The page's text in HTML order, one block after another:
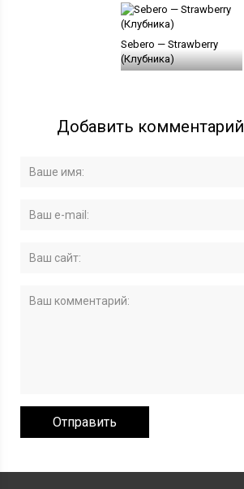
Sebero — Strawberry
(Клубника)
Добавить комментарий